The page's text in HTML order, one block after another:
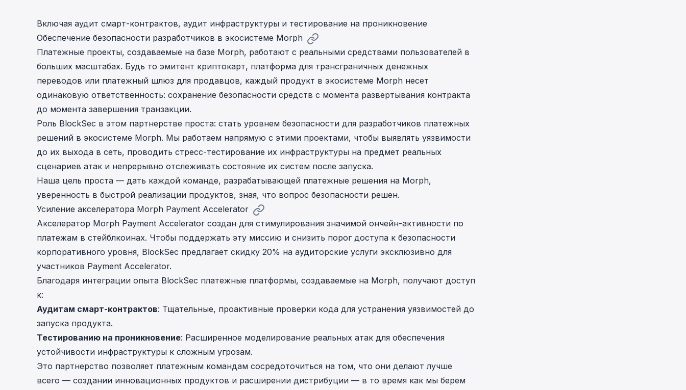
Включая аудит смарт-контрактов, аудит инфраструктуры и тестирование на проникновение
Обеспечение безопасности разработчиков в экосистеме Morph
Платежные проекты, создаваемые на базе Morph, работают с реальными средствами пользователей в
больших масштабах. Будь то эмитент криптокарт, платформа для трансграничных денежных
переводов или платежный шлюз для продавцов, каждый продукт в экосистеме Morph несет
одинаковую ответственность: сохранение безопасности средств с момента развертывания контракта
до момента завершения транзакции.
Роль BlockSec в этом партнерстве проста: стать уровнем безопасности для разработчиков платежных
решений в экосистеме Morph. Мы работаем напрямую с этими проектами, чтобы выявлять уязвимости
до их выхода в сеть, проводить стресс-тестирование их инфраструктуры на предмет реальных
сценариев атак и непрерывно отслеживать состояние их систем после запуска.
Наша цель проста — дать каждой команде, разрабатывающей платежные решения на Morph,
уверенность в быстрой реализации продуктов, зная, что вопрос безопасности решен.
Усиление акселератора Morph Payment Accelerator
Акселератор Morph Payment Accelerator создан для стимулирования значимой ончейн-активности по
платежам в стейблкоинах. Чтобы поддержать эту миссию и снизить порог доступа к безопасности
корпоративного уровня, BlockSec предлагает скидку 20% на аудиторские услуги эксклюзивно для
участников Payment Accelerator.
Благодаря интеграции опыта BlockSec платежные платформы, создаваемые на Morph, получают доступ
к:
Аудитам смарт-контрактов: Тщательные, проактивные проверки кода для устранения уязвимостей до
запуска продукта.
Тестированию на проникновение: Расширенное моделирование реальных атак для обеспечения
устойчивости инфраструктуры к сложным угрозам.
Это партнерство позволяет платежным командам сосредоточиться на том, что они делают лучше
всего — создании инновационных продуктов и расширении дистрибуции — в то время как мы берем